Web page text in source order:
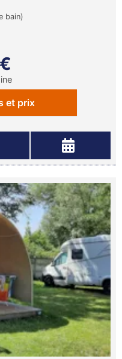
bain)
et prix